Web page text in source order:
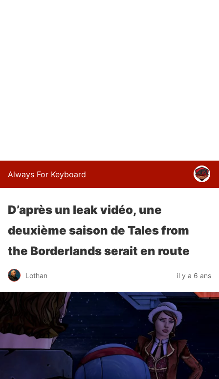
Always For Keyboard
D’après un leak vidéo, une
deuxième saison de Tales from
the Borderlands serait en route
Lothan il y a 6 ans